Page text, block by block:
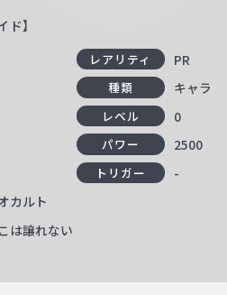
】
レアリティ PR
種類 キャラ
レベル 0
パワー 2500
トリガー -
カルト
は譲れない